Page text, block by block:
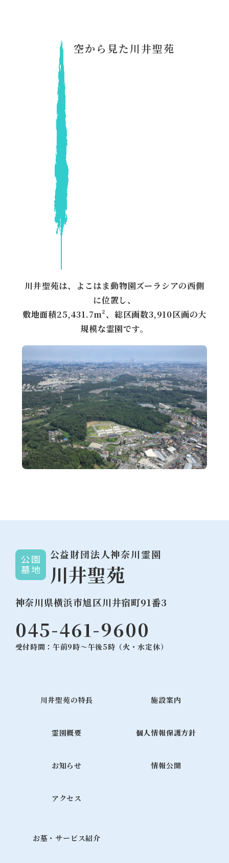
空から見た川井聖苑
川井聖苑は、よこはま動物園ズーラシアの西側
に位置し、
敷地面積25,431.7m²、総区画数3,910区画の大
規模な霊園です。
公益財団法人神奈川霊園
川井聖苑
神奈川県横浜市旭区川井宿町91番3
045-461-9600
受付時間：午前9時～午後5時（火・水定休）
川井聖苑の特長
霊園概要
お知らせ
アクセス
お墓・サービス紹介
施設案内
個人情報保護方針
情報公開